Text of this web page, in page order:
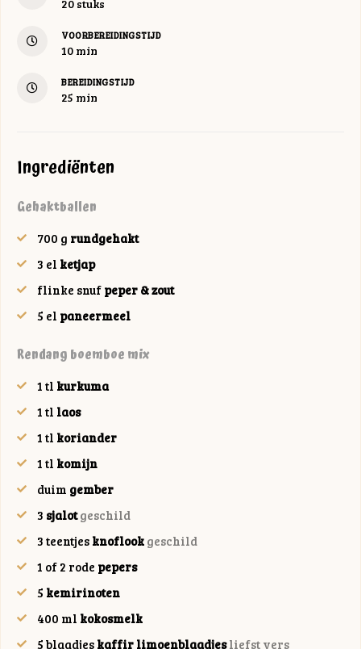
20 stuks
VOORBEREIDINGSTIJD
10minuten
min
BEREIDINGSTIJD
25 minuten
min
Ingrediënten
Gehaktballen
700 g rundgehakt
3 el ketjap
flinke snuf peper & zout
5 el paneermeel
Rendang boemboe mix
1 tl kurkuma
1 tl laos
1 tl koriander
1 tl komijn
duim gember
3 sjalot geschild
3 teentjes knoflook geschild
1 of 2 rode pepers
5 kemirinoten
400 ml kokosmelk
5 blaadjes kaffir limoenblaadjes liefst vers